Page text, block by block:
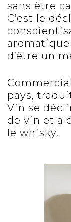
sans être
C’est le
d’être un
pays,
Vin se
de vin et a
le whisky.